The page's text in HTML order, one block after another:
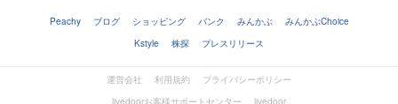
Peachy ブログ ショッピング バンク みんかぶ
みんかぶChoice
Kstyle
株探 プレスリリース
運営会社 利用規約
プライバシーポリシー
livedoorお客様サポートセンター
livedoor